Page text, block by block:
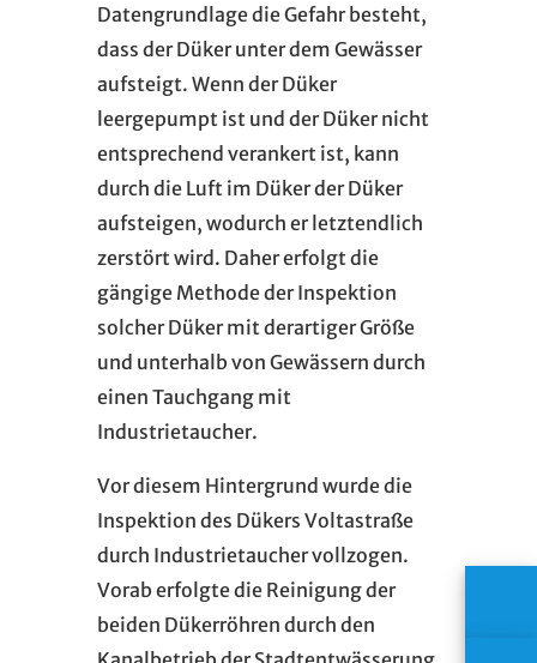
Datengrundlage die Gefahr besteht,
dass der Düker unter dem Gewässer
aufsteigt. Wenn der Düker
leergepumpt ist und der Düker nicht
entsprechend verankert ist, kann
durch die Luft im Düker der Düker
aufsteigen, wodurch er letztendlich
zerstört wird. Daher erfolgt die
gängige Methode der Inspektion
solcher Düker mit derartiger Größe
und unterhalb von Gewässern durch
einen Tauchgang mit
Industrietaucher.
Vor diesem Hintergrund wurde die
Inspektion des Dükers Voltastraße
durch Industrietaucher vollzogen.
Vorab erfolgte die Reinigung der
beiden Dükerröhren durch den